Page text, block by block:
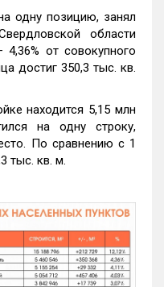
одну позицию, занял
области
от совокупного
достиг 350,3 тыс. кв.
находится 5,15 млн
на одну строку,
По сравнению с 1
тыс. кв. м.